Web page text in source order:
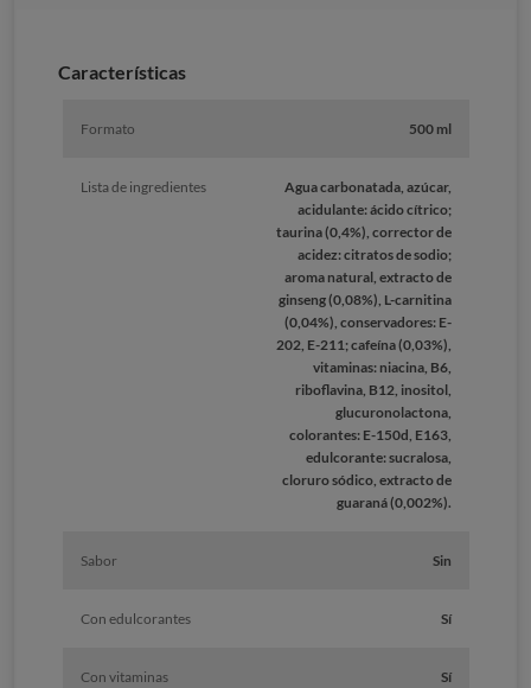
Caracterí­sticas
Formato 500 ml
Lista de ingredientes
Agua carbonatada, azúcar,
acidulante: ácido cítrico;
taurina (0,4%), corrector de
acidez: citratos de sodio;
aroma natural, extracto de
ginseng (0,08%), L-carnitina
(0,04%), conservadores: E-
202, E-211; cafeína (0,03%),
vitaminas: niacina, B6,
riboflavina, B12, inositol,
glucuronolactona,
colorantes: E-150d, E163,
edulcorante: sucralosa,
cloruro sódico, extracto de
guaraná (0,002%).
Sabor Sin
Con edulcorantes Sí
Con vitaminas Sí